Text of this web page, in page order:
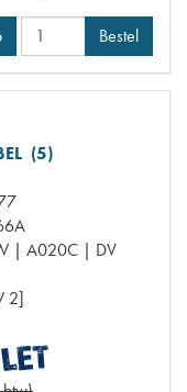
Bestel
(5)
| A020C | DV
2]